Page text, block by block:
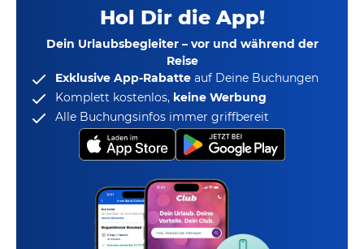
Hol Dir die App!
Dein Urlaubsbegleiter – vor und während der
Reise
Exklusive App-Rabatte auf Deine Buchungen
Komplett kostenlos, keine Werbung
Alle Buchungsinfos immer griffbereit